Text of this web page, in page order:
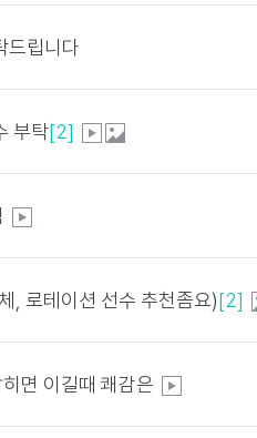
드립니다
부탁[2]
, 로테이션 선수 추천좀요)[2]
면 이길때 쾌감은